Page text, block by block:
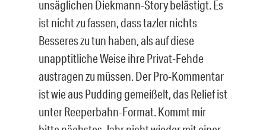
unsäglichen Diekmann-Story belästigt. Es
ist nicht zu fassen, dass tazler nichts
Besseres zu tun haben, als auf diese
unapptitliche Weise ihre Privat-Fehde
austragen zu müssen. Der Pro-Kommentar
ist wie aus Pudding gemeißelt, das Relief ist
unter Reeperbahn-Format. Kommt mir